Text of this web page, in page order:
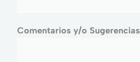
Comentarios y/o Sugerencias